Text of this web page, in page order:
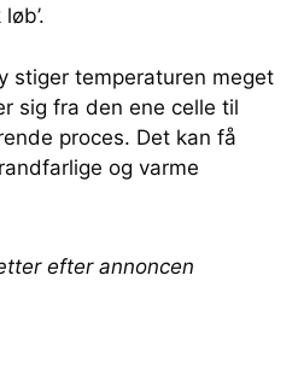
stiger temperaturen meget
sig fra den ene celle til
proces. Det kan få
og varme
efter annoncen